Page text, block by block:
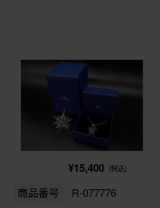
¥15,400 (税込)
商品番号 R-077776